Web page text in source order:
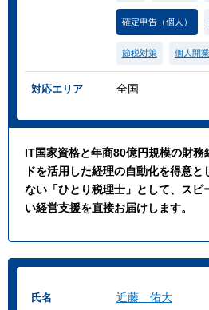
確定申告（個人）
節税対策 個人開業
対応エリア 全国
IT国家資格と年商80億円規模の財
ドを活用した経理の自動化を得意
ない「ひとり税理士」として、スピ
い経営支援を直接お届けします。
氏名 近藤 佑大